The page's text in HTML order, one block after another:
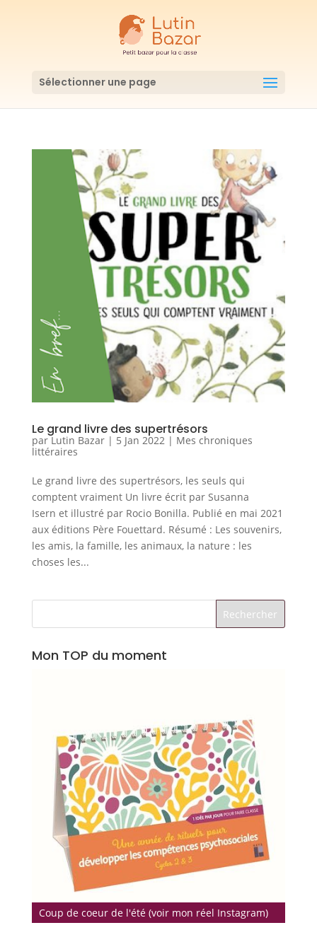
Sélectionner une page
Le grand livre des supertrésors
par Lutin Bazar| 5 Jan 2022| Mes chroniques
littéraires
Le grand livre des supertrésors, les seuls qui
comptent vraiment Un livre écrit par Susanna
Isern et illustré par Rocio Bonilla. Publié en mai 2021
aux éditions Père Fouettard. Résumé : Les souvenirs,
les amis, la famille, les animaux, la nature : les
choses les...
Mon TOP du moment
Coup de coeur de l'été (voir mon réel Instagram)